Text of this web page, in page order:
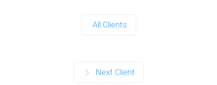
All Clients
Next Client